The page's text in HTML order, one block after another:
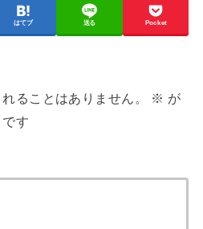
はてブ 送る Pocket
ることはありません。 ※ が
す